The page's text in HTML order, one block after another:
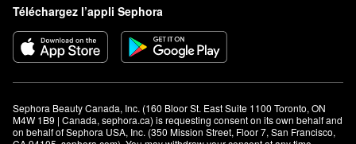
Téléchargez l’appli Sephora
Sephora Beauty Canada, Inc. (160 Bloor St. East Suite 1100 Toronto, ON
M4W 1B9 | Canada, sephora.ca) is requesting consent on its own behalf and
on behalf of Sephora USA, Inc. (350 Mission Street, Floor 7, San Francisco,